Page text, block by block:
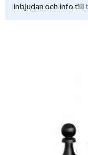
inbjudan och info till